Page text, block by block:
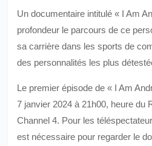
Un documentaire intitulé « I Am
profondeur le parcours de ce
sa carrière dans les sports de
des personnalités les plus
Le premier épisode de « I Am
7 janvier 2024 à 21h00, heure du
Channel 4. Pour les
est nécessaire pour regarder le